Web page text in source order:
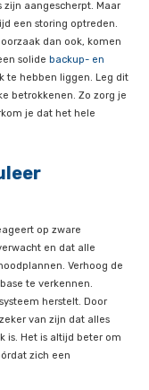
of -teams
problemen op te
een wereldwijde
voor voldoende
dag, met de juiste
effectief
zijn
query’s zijn
nog altijd een
welke oorzaak dan
zaak een solide
plank te hebben
belangrijke